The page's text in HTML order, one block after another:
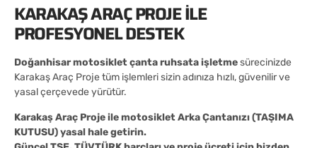
KARAKAŞ ARAÇ PROJE ILE
PROFESYONEL DESTEK
Doğanhisar motosiklet çanta ruhsata işletmesürecinizde
Karakaş Araç Proje tüm işlemleri sizin adınıza hızlı, güvenilir ve
yasal çerçevede yürütür.
Karakaş Araç Proje ile motosiklet Arka Çantanızı (TAŞIMA
KUTUSU) yasal hale getirin.